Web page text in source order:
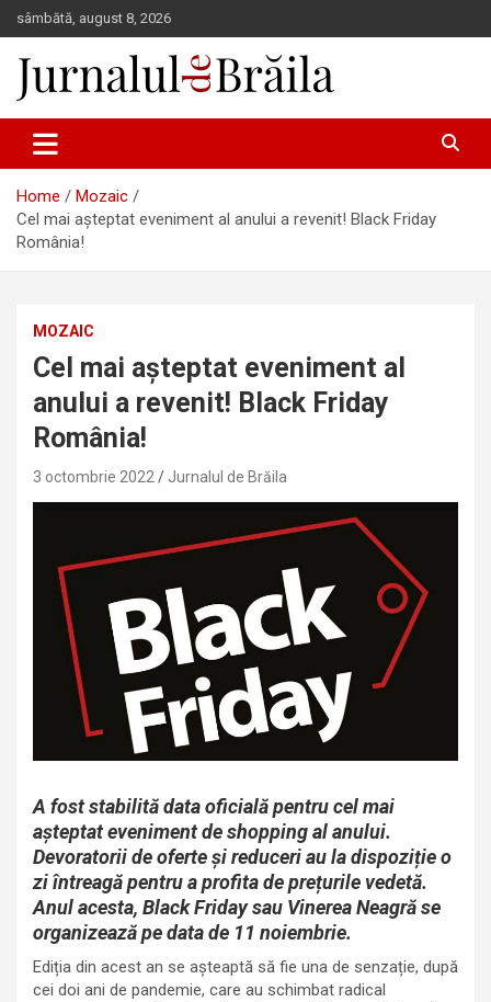
Skip
to
content
sâmbătă, august 8, 2026
Jurnalul de Brăila
Home
Mozaic
Cel mai așteptat eveniment al anului a revenit! Black Friday
România!
MOZAIC
Cel mai așteptat eveniment al
anului a revenit! Black Friday
România!
3 octombrie 2022 Jurnalul de Brăila
A fost stabilită data oficială pentru cel mai
așteptat eveniment de shopping al anului.
Devoratorii de oferte și reduceri au la dispoziție o
zi întreagă pentru a profita de prețurile vedetă.
Anul acesta, Black Friday sau Vinerea Neagră se
organizează pe data de 11 noiembrie.
Ediția din acest an se așteaptă să fie una de senzație, după
cei doi ani de pandemie, care au schimbat radical